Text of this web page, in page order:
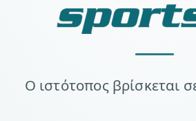
Ο ιστότοπος βρίσκεται